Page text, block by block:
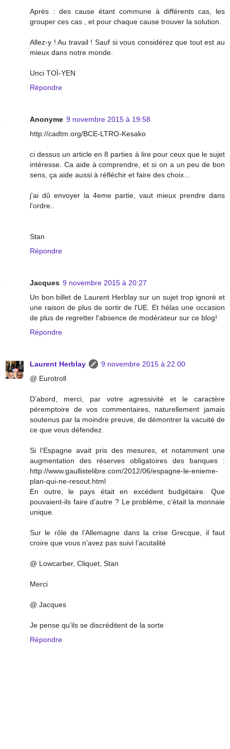
Après : des cause étant commune à différents cas, les
grouper ces cas , et pour chaque cause trouver la solution.
Allez-y ! Au travail ! Sauf si vous considérez que tout est au
mieux dans notre monde.
Unci TOÏ-YEN
Répondre
Anonyme 9 novembre 2015 à 19:58
http://cadtm.org/BCE-LTRO-Kesako
ci dessus un article en 8 parties à lire pour ceux que le sujet
intéresse. Ca aide à comprendre, et si on a un peu de bon
sens, ça aide aussi à réfléchir et faire des choix...
j'ai dû envoyer la 4eme partie, vaut mieux prendre dans
l'ordre..
Stan
Répondre
Jacques 9 novembre 2015 à 20:27
Un bon billet de Laurent Herblay sur un sujet trop ignoré et
une raison de plus de sortir de l'UE. Et hélas une occasion
de plus de regretter l'absence de modérateur sur ce blog!
Répondre
Laurent Herblay
9 novembre 2015 à 22:00
@ Eurotroll
D’abord, merci, par votre agressivité et le caractère
péremptoire de vos commentaires, naturellement jamais
soutenus par la moindre preuve, de démontrer la vacuité de
ce que vous défendez.
Si l’Espagne avait pris des mesures, et notamment une
augmentation des réserves obligatoires des banques :
http://www.gaullistelibre.com/2012/06/espagne-le-enieme-
plan-qui-ne-resout.html
En outre, le pays était en excédent budgétaire. Que
pouvaient-ils faire d’autre ? Le problème, c’était la monnaie
unique.
Sur le rôle de l’Allemagne dans la crise Grecque, il faut
croire que vous n’avez pas suivi l’acutalité
@ Lowcarber, Cliquet, Stan
Merci
@ Jacques
Je pense qu’ils se discréditent de la sorte
Répondre